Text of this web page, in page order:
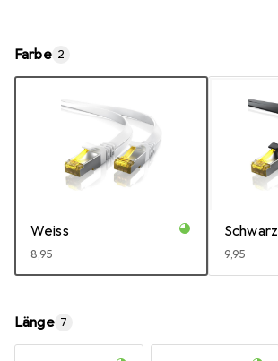
Farbe 2
Weiss
EUR
8,95
Schwarz
EUR
9,95
Länge 7